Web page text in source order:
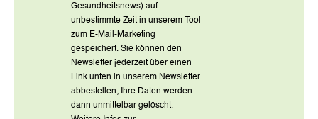
Gesundheitsnews) auf
unbestimmte Zeit in unserem Tool
zum E-Mail-Marketing
gespeichert. Sie können den
Newsletter jederzeit über einen
Link unten in unserem Newsletter
abbestellen; Ihre Daten werden
dann unmittelbar gelöscht.